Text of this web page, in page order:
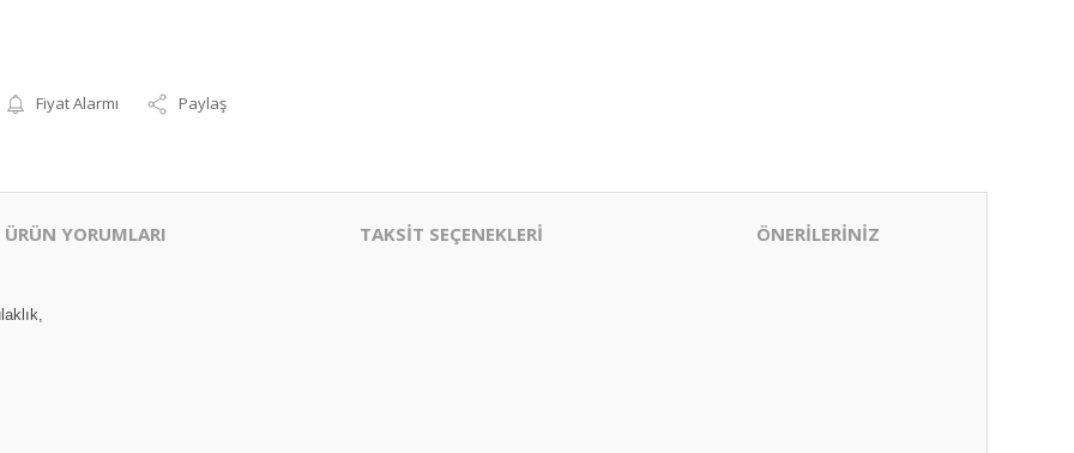
Fiyat Alarmı Paylaş
ÜRÜN YORUMLARI TAKSİT SEÇENEKLERİ ÖNERİLERİNİZ